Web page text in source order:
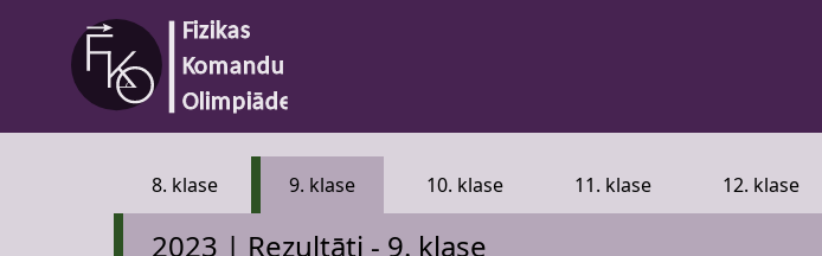
8. klase 9. klase 10. klase 11. klase 12. klase
2023 | Rezultāti - 9. klase